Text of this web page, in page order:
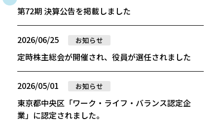
第72期 決算公告を掲載しました
2026/06/25 お知らせ
定時株主総会が開催され、役員が選任されました
2026/05/01 お知らせ
東京都中央区「ワーク・ライフ・バランス認定企
業」に認定されました。